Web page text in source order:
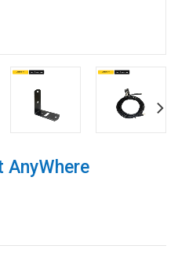
AnyWhere